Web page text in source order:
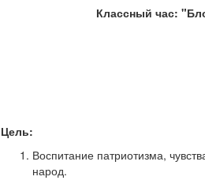
Классный час:
Цель:
Воспитание патриотизма,
народ.